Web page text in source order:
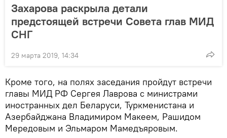
Захарова раскрыла детали
предстоящей встречи Совета глав МИД
СНГ
29 марта 2019, 14:34
Кроме того, на полях заседания пройдут встречи
главы МИД РФ Сергея Лаврова с министрами
иностранных дел Беларуси, Туркменистана и
Азербайджана Владимиром Макеем, Рашидом
Мередовым и Эльмаром Мамедъяровым.